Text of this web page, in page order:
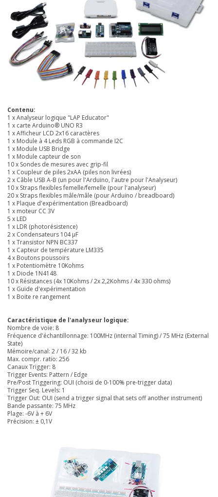
Contenu:
1 x Analyseur logique "LAP Educator"
1 x carte Arduino® UNO R3
1 x Afficheur LCD 2x16 caractères
1 x Module à 4 Leds RGB à commande I2C
1 x Module USB Bridge
1 x Module capteur de son
10 x Sondes de mesures avec grip-fil
1 x Coupleur de piles 2xAA (piles non livrées)
2 x Câble USB A-B (un pour l'Arduino, l'autre pour l'Analyseur)
10 x Straps flexibles femelle/femelle (pour l'analyseur)
20 x Straps flexibles mâle/mâle (pour Arduino / breadboard)
1 x Plaque d'expérimentation (Breadboard)
1 x moteur CC 3V
5 x LED
1 x LDR (photorésistence)
2 x Condensateurs 104 µF
1 x Transistor NPN BC337
1 x Capteur de température LM335
4 x Boutons poussoirs
1 x Potentiomètre 10Kohms
1 x Diode 1N4148
10 x Résistances (4x 10Kohms / 2x 2,2Kohms / 4x 330 ohms)
1 x Guide d'expérimentation
1 x Boite re rangement
Caractéristique de l'analyseur logique:
Nombre de voie: 8
Fréquence d'échantillonnage: 100MHz (internal Timing) / 75 MHz (External
State)
Mémoire/canal: 2 / 16 / 32 kb
Max. compr. ratio: 256
Canaux Trigger: 8
Trigger Events: Pattern / Edge
Pre/Post Triggering: OUI (choisi de 0-100% pre-trigger data)
Trigger Seq. Levels: 1
Trigger Out: OUI (send a trigger signal that sets off another instrument)
Bande passante: 75 MHz
Plage: -6V à + 6V
Précision: ± 0,1V